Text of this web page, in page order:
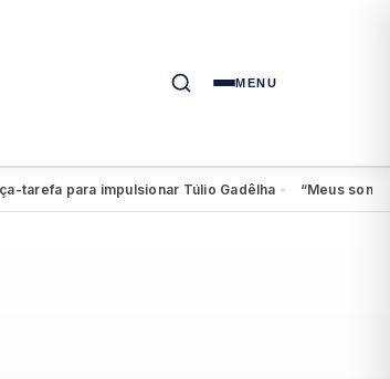
MENU
para impulsionar Túlio Gadêlha● “Meus sonhos